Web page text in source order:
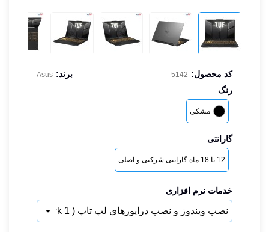
کد محصول: 5142 برند: Asus
رنگ
مشکی
گارانتی
12 یا 18 ماه گارانتی شرکتی و اصلی
خدمات نرم افزاری